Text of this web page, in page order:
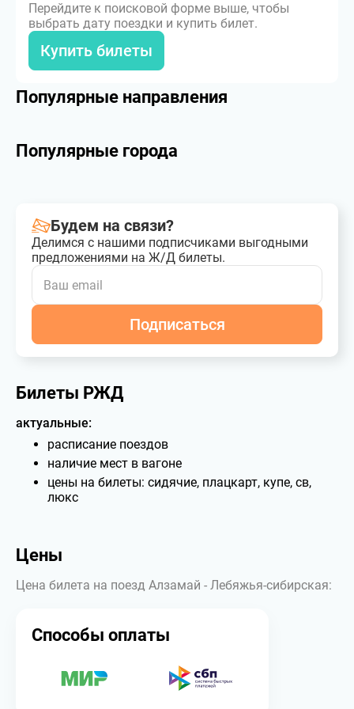
Перейдите к поисковой форме выше, чтобы
выбрать дату поездки и купить билет.
Купить билеты
Популярные направления
Популярные города
Будем на связи?
Делимся с нашими подписчиками выгодными
предложениями на Ж/Д билеты.
Подписаться
Билеты РЖД
актуальные:
расписание поездов
наличие мест в вагоне
цены на билеты: сидячие, плацкарт, купе, св,
люкс
Цены
Цена билета на поезд Алзамай - Лебяжья-сибирская:
Способы оплаты